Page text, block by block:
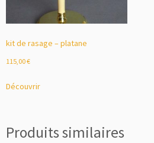
kit de rasage – platane
115,00€
Découvrir
Produits similaires